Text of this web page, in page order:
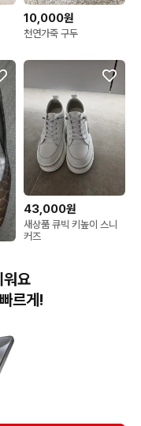
10,000원
천연가죽 구두
43,000원
새상품 큐빅 키높이 스니
커즈
다. 전자상거래 등에서의
상품, 상품정보, 거래에 관한 책임은
에 대하여 책임을 지지 않습니다.
㈜에게 귀속합니다.
워요
르게!